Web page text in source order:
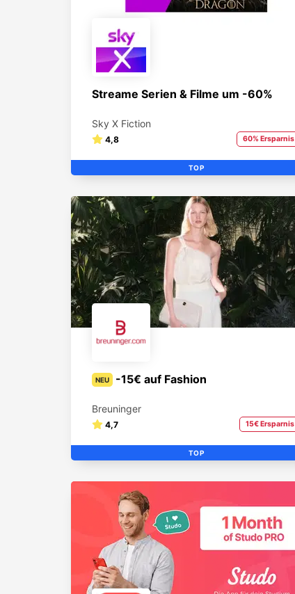
Streame Serien & Filme um -60%
Sky X Fiction
4,8 60% Ersparnis
TOP
NEU -15€ auf Fashion
Breuninger
4,7 15€ Ersparnis
TOP